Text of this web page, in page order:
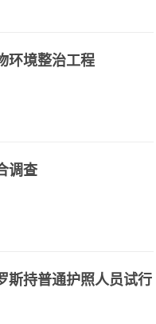
环境整治工程
调查
斯持普通护照人员试行